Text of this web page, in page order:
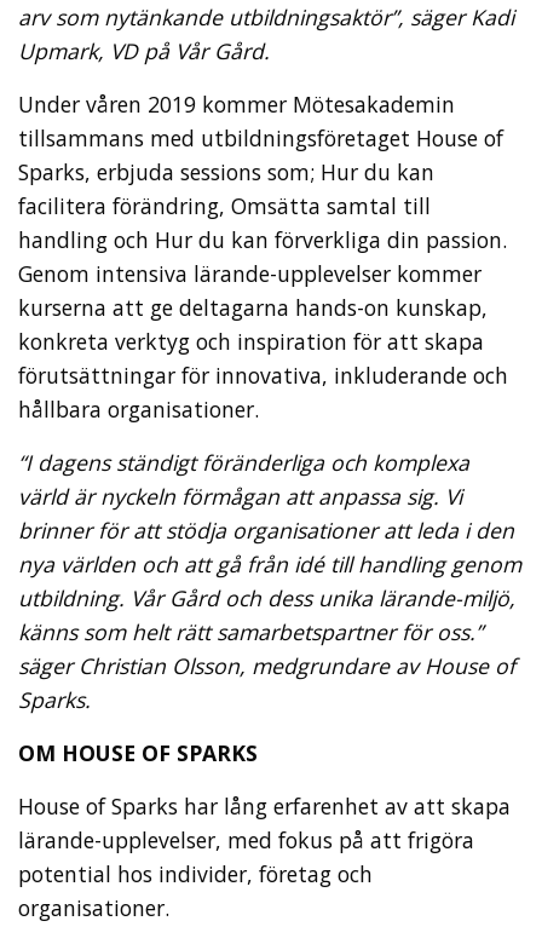
arv som nytänkande utbildningsaktör”, säger Kadi
Upmark, VD på Vår Gård.
Under våren 2019 kommer Mötesakademin
tillsammans med utbildningsföretaget House of
Sparks, erbjuda sessions som; Hur du kan
facilitera förändring, Omsätta samtal till
handling och Hur du kan förverkliga din passion.
Genom intensiva lärande-upplevelser kommer
kurserna att ge deltagarna hands-on kunskap,
konkreta verktyg och inspiration för att skapa
förutsättningar för innovativa, inkluderande och
hållbara organisationer.
“I dagens ständigt föränderliga och komplexa
värld är nyckeln förmågan att anpassa sig. Vi
brinner för att stödja organisationer att leda i den
nya världen och att gå från idé till handling genom
utbildning. Vår Gård och dess unika lärande-miljö,
känns som helt rätt samarbetspartner för oss.”
säger Christian Olsson, medgrundare av House of
Sparks.
OM HOUSE OF SPARKS
House of Sparks har lång erfarenhet av att skapa
lärande-upplevelser, med fokus på att frigöra
potential hos individer, företag och
organisationer.